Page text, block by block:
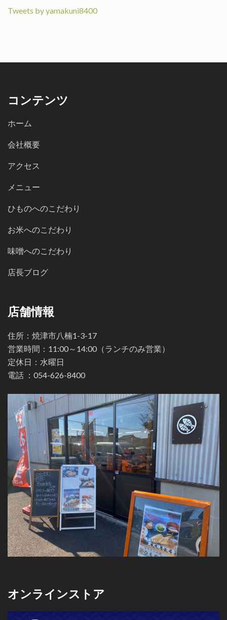
Tweets by yamakuni8400
コンテンツ
ホーム
会社概要
アクセス
メニュー
ひものへのこだわり
お米へのこだわり
味噌へのこだわり
店長ブログ
店舗情報
住所：焼津市八楠1-3-17
営業時間：11:00～14:00（ランチのみ営業）
定休日：水曜日
電話 ： 054-626-8400
オンラインストア